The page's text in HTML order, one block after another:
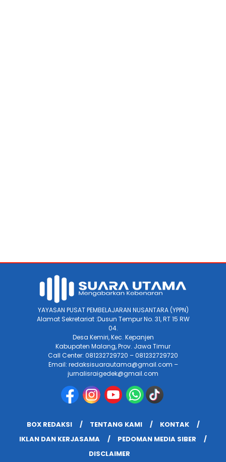
YAYASAN PUSAT PEMBELAJARAN NUSANTARA (YPPN)
Alamat Sekretariat :Dusun Tempur No. 31, RT 15 RW
04.
Desa Kemiri, Kec. Kepanjen
Kabupaten Malang, Prov. Jawa Timur
Call Center: 081232729720 – 081232729720
Email: redaksisuarautama@gmail.com –
jurnalisraigedek@gmail.com
BOX REDAKSI TENTANG KAMI
KONTAK
IKLAN DAN KERJASAMA
PEDOMAN MEDIA SIBER
DISCLAIMER